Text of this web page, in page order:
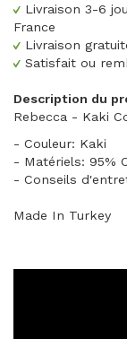
Livraison 3-6
France
Livraison
Satisfait ou
Description du
Rebecca - Kaki
- Couleur: Kaki
- Matériels: 95%
- Conseils
Made In Turkey